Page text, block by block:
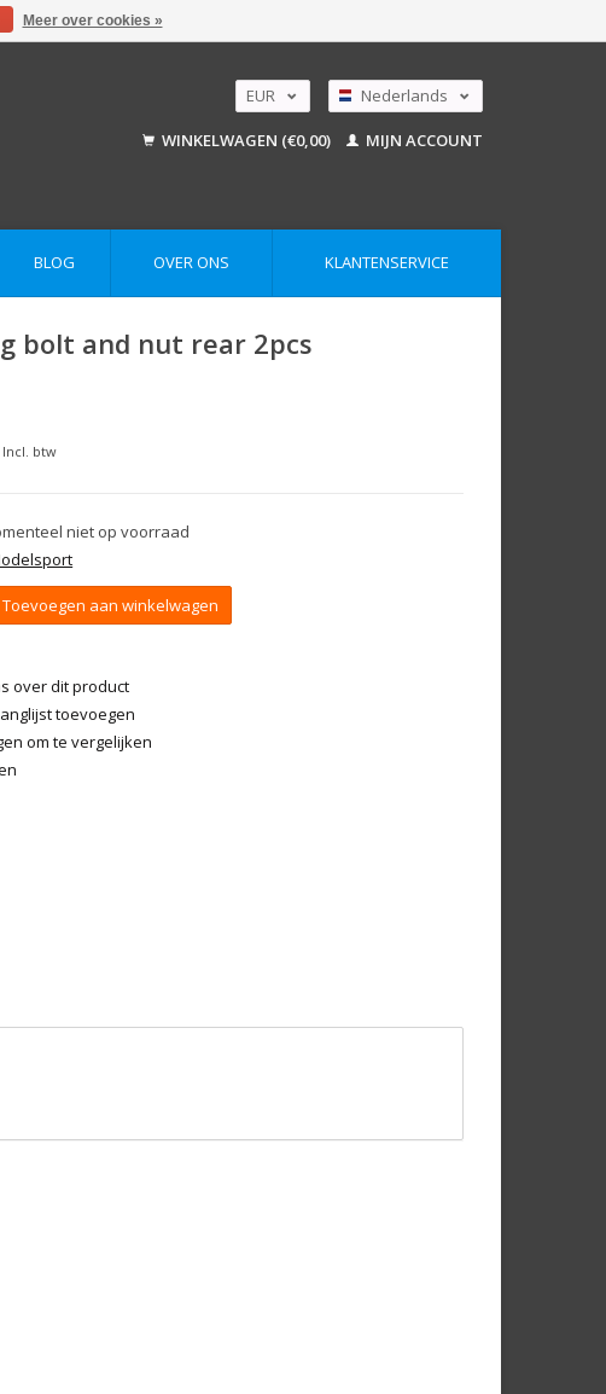
EUR
USD
Nederlands
English
WINKELWAGEN (€0,00) MIJN ACCOUNT
BLOG OVER ONS KLANTENSERVICE
bolt and nut rear 2pcs
Incl. btw
niet op voorraad
Toevoegen aan winkelwagen
over dit product
toevoegen
om te vergelijken
Meer over cookies »